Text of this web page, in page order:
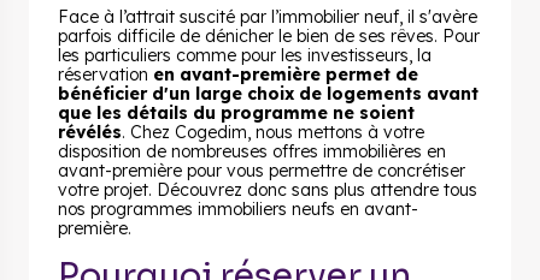
Face à l’attrait suscité par l’immobilier neuf, il s'avère
parfois difficile de dénicher le bien de ses rêves. Pour
les particuliers comme pour les investisseurs, la
réservation en avant-première permet de
bénéficier d'un large choix de logements avant
que les détails du programme ne soient
révélés. Chez Cogedim, nous mettons à votre
disposition de nombreuses offres immobilières en
avant-première pour vous permettre de concrétiser
votre projet. Découvrez donc sans plus attendre tous
nos programmes immobiliers neufs en avant-
première.